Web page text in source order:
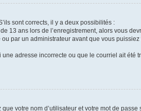
sont corrects, il y a deux possibilités :
13 ans lors de l’enregistrement, alors vous
par un administrateur avant que vous
adresse incorrecte ou que le courriel ait
votre nom d’utilisateur et votre mot de